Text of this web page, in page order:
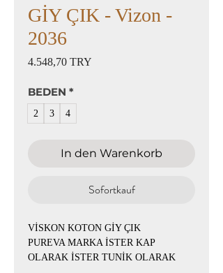
GİY ÇIK - Vizon -
2036
4.548,70 TRY
BEDEN *
2 3 4
In den Warenkorb
Sofortkauf
VİSKON KOTON GİY ÇIK
PUREVA MARKA İSTER KAP
OLARAK İSTER TUNİK OLARAK